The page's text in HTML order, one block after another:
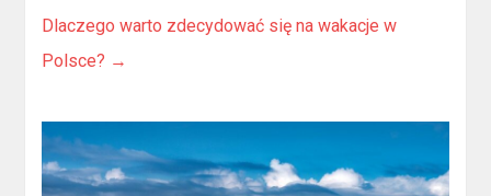
Dlaczego warto zdecydować się na wakacje w
Polsce? →